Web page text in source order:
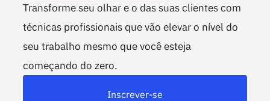
Transforme seu olhar e o das suas clientes com
técnicas profissionais que vão elevar o nível do
seu trabalho mesmo que você esteja
começando do zero.
Inscrever-se